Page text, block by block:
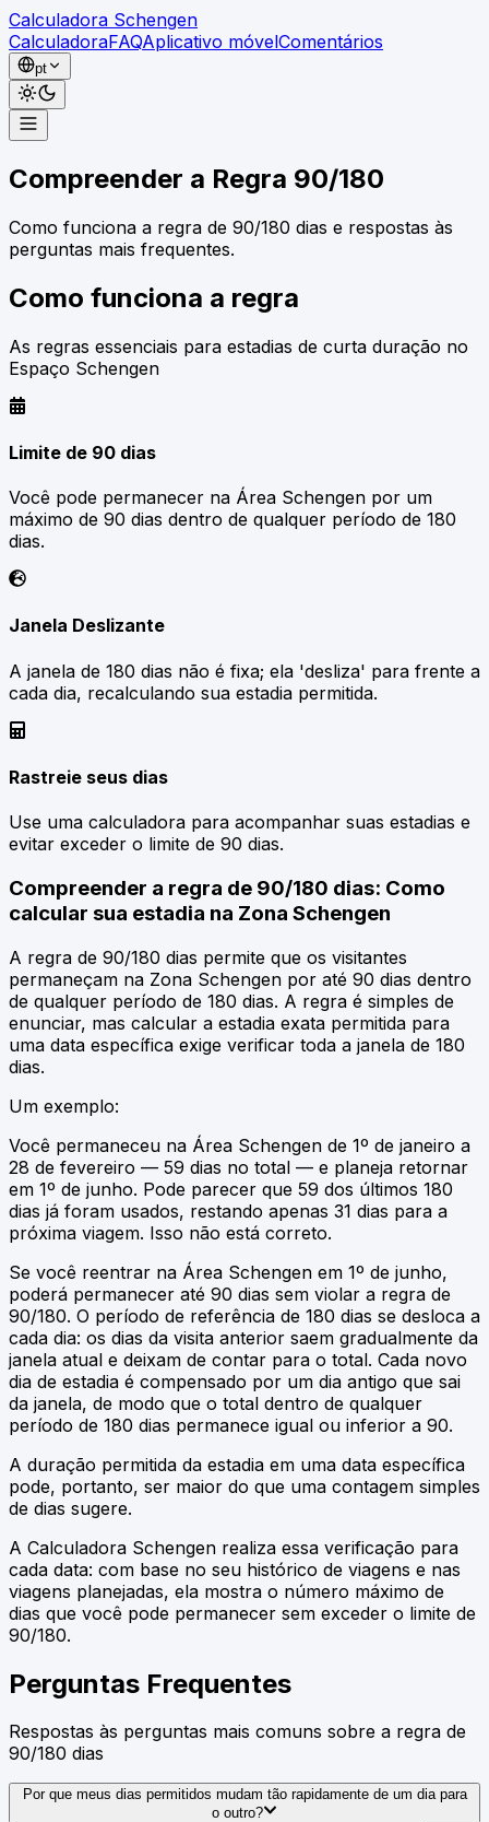
Calculadora Schengen
CalculadoraFAQAplicativo móvelComentários
pt
FAQ
Comentários
Compreender a Regra 90/180
Como funciona a regra de 90/180 dias e respostas às
perguntas mais frequentes.
Como funciona a regra
As regras essenciais para estadias de curta duração no
Espaço Schengen
Limite de 90 dias
Você pode permanecer na Área Schengen por um
máximo de 90 dias dentro de qualquer período de 180
dias.
Janela Deslizante
A janela de 180 dias não é fixa; ela 'desliza' para frente a
cada dia, recalculando sua estadia permitida.
Rastreie seus dias
Use uma calculadora para acompanhar suas estadias e
evitar exceder o limite de 90 dias.
Compreender a regra de 90/180 dias: Como
calcular sua estadia na Zona Schengen
A regra de 90/180 dias permite que os visitantes
permaneçam na Zona Schengen por até 90 dias dentro
de qualquer período de 180 dias. A regra é simples de
enunciar, mas calcular a estadia exata permitida para
uma data específica exige verificar toda a janela de 180
dias.
Um exemplo:
Você permaneceu na Área Schengen de 1º de janeiro a
28 de fevereiro — 59 dias no total — e planeja retornar
em 1º de junho. Pode parecer que 59 dos últimos 180
dias já foram usados, restando apenas 31 dias para a
próxima viagem. Isso não está correto.
Se você reentrar na Área Schengen em 1º de junho,
poderá permanecer até 90 dias sem violar a regra de
90/180. O período de referência de 180 dias se desloca a
cada dia: os dias da visita anterior saem gradualmente da
janela atual e deixam de contar para o total. Cada novo
dia de estadia é compensado por um dia antigo que sai
da janela, de modo que o total dentro de qualquer
período de 180 dias permanece igual ou inferior a 90.
A duração permitida da estadia em uma data específica
pode, portanto, ser maior do que uma contagem simples
de dias sugere.
A Calculadora Schengen realiza essa verificação para
cada data: com base no seu histórico de viagens e nas
viagens planejadas, ela mostra o número máximo de
dias que você pode permanecer sem exceder o limite de
90/180.
Perguntas Frequentes
Respostas às perguntas mais comuns sobre a regra de
90/180 dias
Por que meus dias permitidos mudam tão rapidamente de um dia para
o outro?